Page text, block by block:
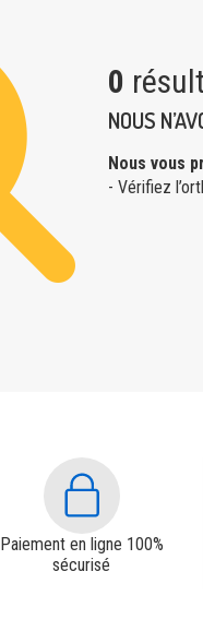
0
NOUS
Nous vous
- Vérifiez
Paiement en ligne 100%
sécurisé